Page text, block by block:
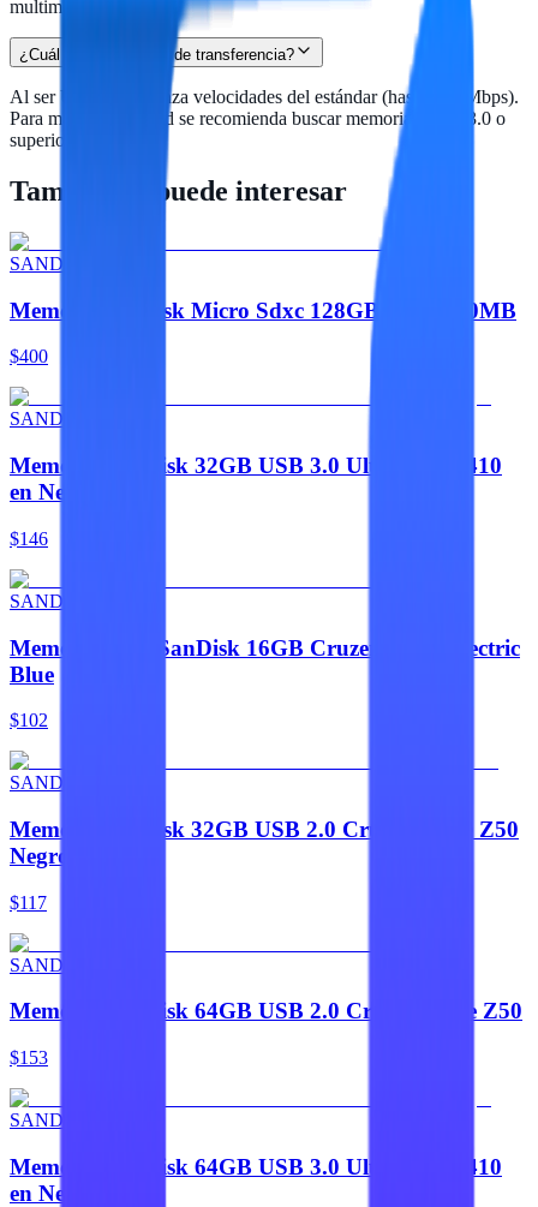
multimedia.
¿Cuál es la velocidad de transferencia?
Al ser USB 2.0 alcanza velocidades del estándar (hasta 480 Mbps).
Para mayor velocidad se recomienda buscar memorias USB 3.0 o
superior.
También te puede interesar
SANDISK
Memoria Sandisk Micro Sdxc 128GB Ultra 100MB
$400
SANDISK
Memoria SanDisk 32GB USB 3.0 UltraShift Z410
en Negro
$146
SANDISK
Memoria USB SanDisk 16GB Cruzer Blade Electric
Blue
$102
SANDISK
Memoria Sandisk 32GB USB 2.0 Cruzer Blade Z50
Negro C
$117
SANDISK
Memoria SanDisk 64GB USB 2.0 Cruzer Blade Z50
$153
SANDISK
Memoria SanDisk 64GB USB 3.0 UltraShift Z410
en Negro